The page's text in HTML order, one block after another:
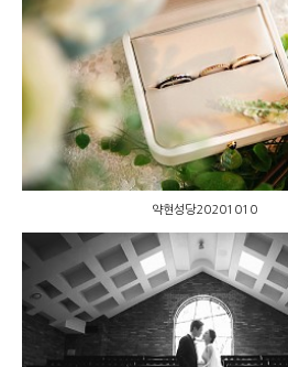
약현성당20201010
약현성당20201010
한강성당[201910.05]